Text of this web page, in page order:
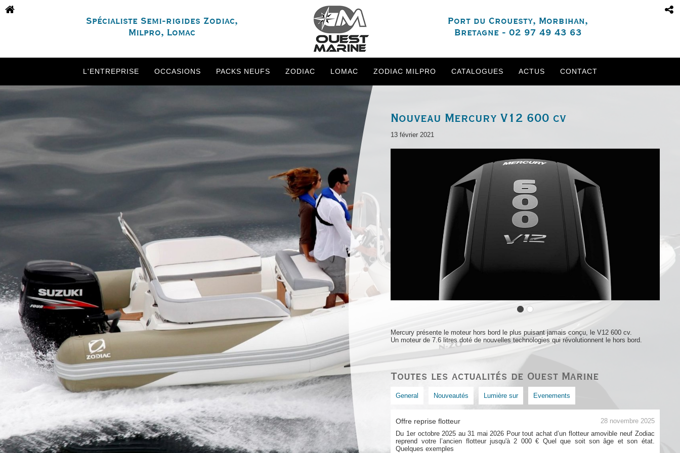
Spécialiste Semi-rigides Zodiac,
Milpro, Lomac
Port du Crouesty, Morbihan,
Bretagne - 02 97 49 43 63
L'ENTREPRISE OCCASIONS PACKS NEUFS ZODIAC LOMAC ZODIAC MILPRO CATALOGUES ACTUS CONTACT
Nouveau Mercury V12 600 cv
13 février 2021
Mercury présente le moteur hors bord le plus puisant jamais conçu, le V12 600 cv.
Un moteur de 7.6 litres doté de nouvelles technologies qui révolutionnent le hors bord.
Toutes les actualités de Ouest Marine
General Nouveautés Lumière sur Evenements
Offre reprise flotteur 28 novembre 2025
Du 1er octobre 2025 au 31 mai 2026 Pour tout achat d’un flotteur amovible neuf Zodiac
reprend votre l’ancien flotteur jusqu'à 2 000 € Quel que soit son âge et son état.
Quelques exemples